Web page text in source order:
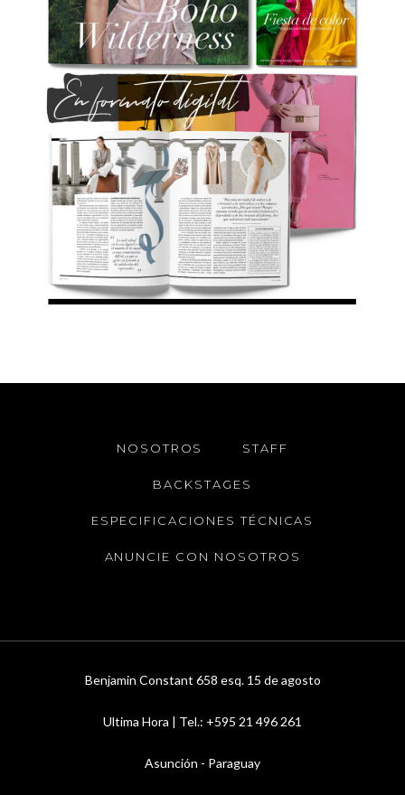
NOSOTROS STAFF
BACKSTAGES
ESPECIFICACIONES TÉCNICAS
ANUNCIE CON NOSOTROS
Benjamin Constant 658 esq. 15 de agosto
Ultima Hora | Tel.: +595 21 496 261
Asunción - Paraguay